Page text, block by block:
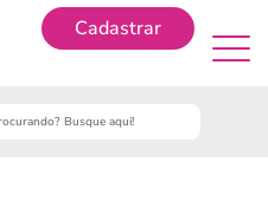
Cadastrar